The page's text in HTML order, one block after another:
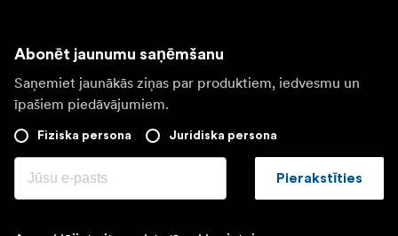
Abonēt jaunumu saņēmšanu
Saņemiet jaunākās ziņas par produktiem, iedvesmu un
īpašiem piedāvājumiem.
Fiziska persona Juridiska persona
Pierakstīties